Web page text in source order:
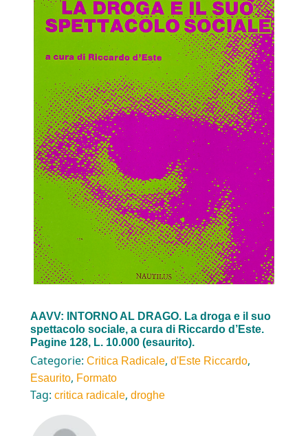
AAVV: INTORNO AL DRAGO. La droga e il suo
spettacolo sociale, a cura di Riccardo d’Este.
Pagine 128, L. 10.000 (esaurito).
Categorie: Critica Radicale, d'Este Riccardo,
Esaurito, Formato
Tag: critica radicale, droghe